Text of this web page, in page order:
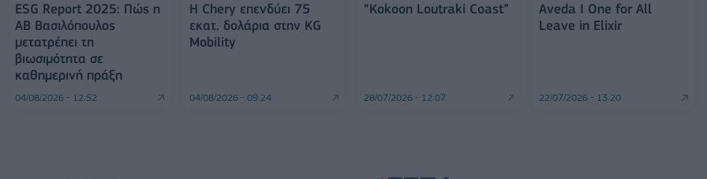
ESG Report 2025: Πώς η
ΑΒ Βασιλόπουλος
μετατρέπει τη
βιωσιμότητα σε
καθημερινή πράξη
04/08/2026 - 12:52
Η Chery επενδύει 75
εκατ. δολάρια στην KG
Mobility
04/08/2026 - 09:24
“Kokoon Loutraki Coast”
28/07/2026 - 12:07
Aveda I One for All
Leave in Elixir
22/07/2026 - 13:20